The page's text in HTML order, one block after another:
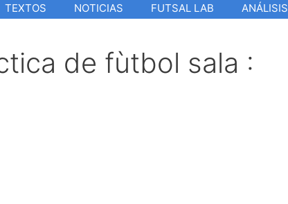
TEXTOS NOTICIAS FUTSAL LAB ANÁLISIS
de fùtbol sala :